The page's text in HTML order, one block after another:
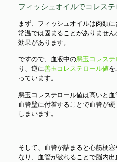
フィッシュオイルでコレス
まず、フィッシュオイルは肉類に
常温では固まることがありませ
効果があります。
ですので、血液中の悪玉コレステ
り、逆に善玉コレステロール値を
っています。
悪玉コレステロール値は高いと
血管壁に付着することで血管が
しまいます。
そして、血管が詰まると心筋梗
なり、血管が破れることで脳内